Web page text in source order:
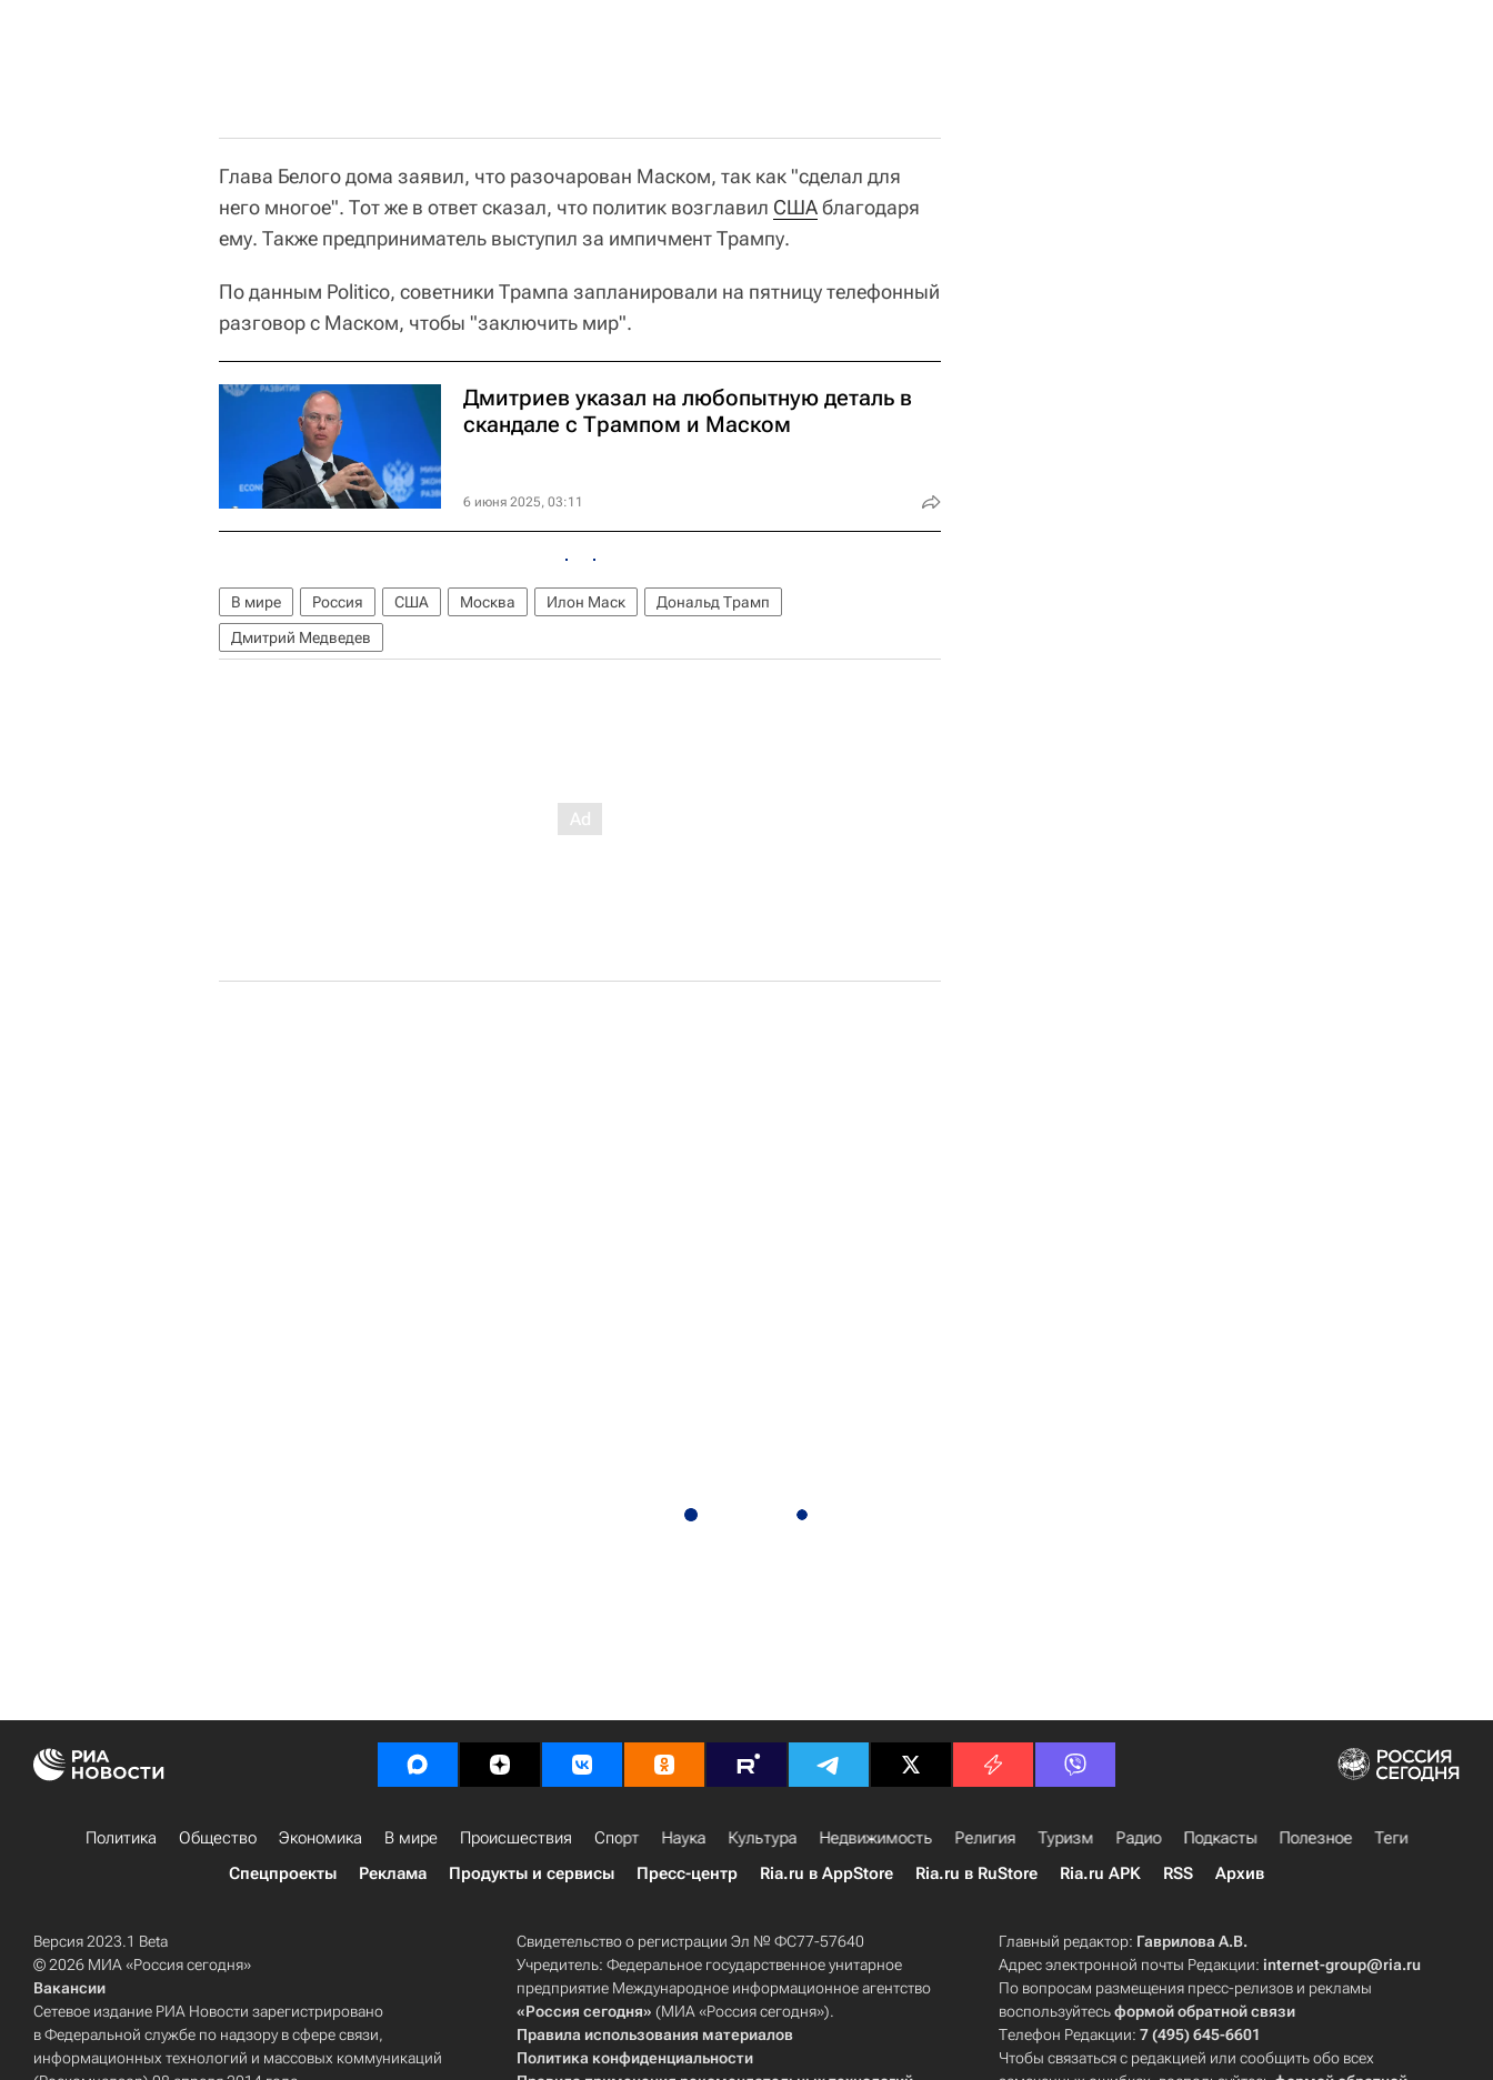
Глава Белого дома заявил, что разочарован Маском, так как "сделал для
него многое". Тот же в ответ сказал, что политик возглавил СШАблагодаря
ему. Также предприниматель выступил за импичмент Трампу.
По данным Politico, советники Трампа запланировали на пятницу телефонный
разговор с Маском, чтобы "заключить мир".
Дмитриев указал на любопытную деталь в
скандале с Трампом и Маском
6 июня 2025, 03:11
В мире Россия США Москва Илон Маск
Дональд Трамп
Дмитрий Медведев
Политика Общество Экономика В мире Происшествия Спорт Наука Культура Недвижимость Религия Туризм Радио Подкасты Полезное
Теги
Спецпроекты
Реклама Продукты и сервисы Пресс-центр Ria.ru в AppStore Ria.ru в RuStore Ria.ru APK RSS Архив
Версия 2023.1 Beta
© 2026 МИА «Россия сегодня»
Вакансии
Сетевое издание РИА Новости зарегистрировано
в Федеральной службе по надзору в сфере связи,
информационных технологий и массовых коммуникаций
Свидетельство о регистрации Эл № ФС77-57640
Учредитель: Федеральное государственное унитарное
предприятие Международное информационное агентство
«Россия сегодня» (МИА «Россия сегодня»).
Правила использования материалов
Политика конфиденциальности
Главный редактор: Гаврилова А.В.
Адрес электронной почты Редакции:internet-group@ria.ru
По вопросам размещения пресс-релизов и рекламы
воспользуйтесьформой обратной связи
Телефон Редакции:7 (495) 645-6601
Чтобы связаться с редакцией или сообщить обо всех